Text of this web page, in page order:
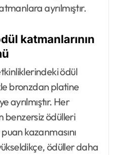
ayrılmıştır.
katmanlarının
ödül
bronzdan platine
ayrılmıştır. Her
benzersiz ödülleri
kazanmasını
ödüller daha